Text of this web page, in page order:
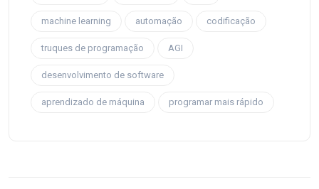
machine learning automação codificação
truques de programação AGI
desenvolvimento de software
aprendizado de máquina programar mais rápido